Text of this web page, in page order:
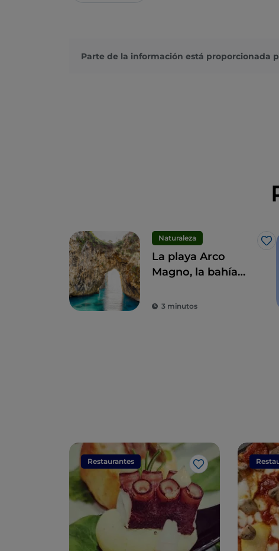
Parte de la información está proporcionada
Naturaleza
La playa Arco
Magno, la bahía
Eneas
3 minutos
Restaurantes
Me gusta